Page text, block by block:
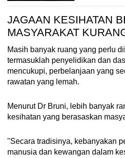
JAGAAN KESIHATAN
MASYARAKAT
Masih banyak ruang yang perlu
termasuklah penyelidikan dan
mencukupi, perbelanjaan yang
rawatan yang lemah.
Menurut Dr Bruni, lebih banyak
kesihatan yang berasaskan
"Secara tradisinya, kebanyakan
manusia dan kewangan dalam